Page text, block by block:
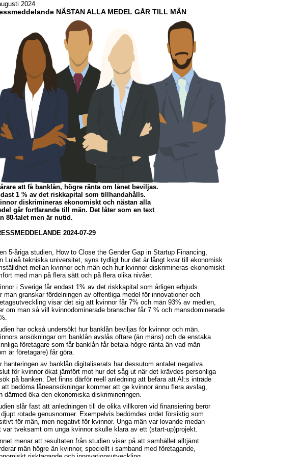
2024
NÄSTAN ALLA MEDEL GÅR TILL MÄN
att få banklån, högre ränta om lånet beviljas.
1 % av det riskkapital som tillhandahålls.
diskrimineras ekonomiskt och nästan alla
går fortfarande till män. Det låter som en text
80-talet men är nutid.
2024-07-29
5-åriga studien, How to Close the Gender Gap in Startup Financing,
Luleå tekniska universitet, syns tydligt hur det är långt kvar till ekonomisk
mellan kvinnor och män och hur kvinnor diskrimineras ekonomiskt
med män på flera sätt och på flera olika nivåer.
i Sverige får endast 1% av det riskkapital som årligen erbjuds.
man granskar fördelningen av offentliga medel för innovationer och
visar det sig att kvinnor får 7% och män 93% av medlen,
om man så vill kvinnodominerade branscher får 7 % och mansdominerade
har också undersökt hur banklån beviljas för kvinnor och män.
ansökningar om banklån avslås oftare (än mäns) och de enstaka
företagare som får banklån får betala högre ränta än vad män
är företagare) får göra.
hanteringen av banklån digitaliserats har dessutom antalet negativa
för kvinnor ökat jämfört mot hur det såg ut när det krävdes personliga
på banken. Det finns därför reell anledning att befara att AI:s inträde
att bedöma låneansökningar kommer att ge kvinnor ännu flera avslag,
därmed öka den ekonomiska diskrimineringen.
slår fast att anledningen till de olika villkoren vid finansiering beror
rotade genusnormer. Exempelvis bedömdes ordet försiktig som
för män, men negativt för kvinnor. Unga män var lovande medan
var tveksamt om unga kvinnor skulle klara av ett (start-up)projekt.
menar att resultaten från studien visar på att samhället alltjämt
män högre än kvinnor, speciellt i samband med företagande,